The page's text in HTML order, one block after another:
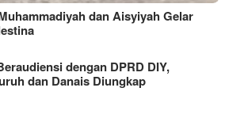
dan Aisyiyah Gelar
dengan DPRD DIY,
dan Danais Diungkap